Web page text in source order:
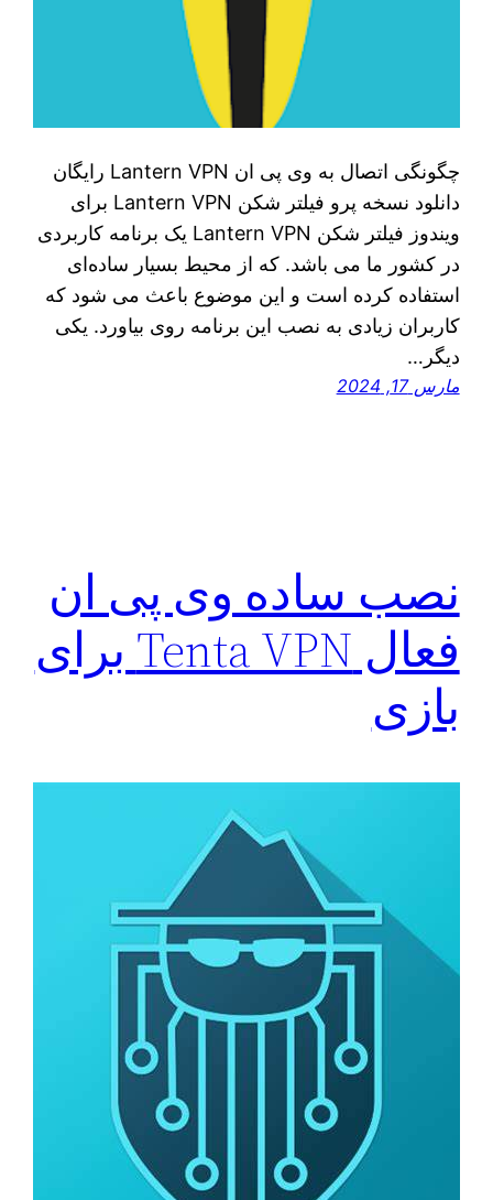
چگونگی اتصال به وی پی ان Lantern VPN رایگان
دانلود نسخه پرو فیلتر شکن Lantern VPN برای
ویندوز فیلتر شکن Lantern VPN یک برنامه کاربردی
در کشور ما می‌ باشد. که از محیط بسیار ساده‌ای
استفاده کرده است و این موضوع باعث می‌ شود که
کاربران زیادی به نصب این برنامه روی بیاورد. یکی
دیگر…
مارس 17, 2024
نصب ساده وی پی ان
فعال Tenta VPN برای
بازی